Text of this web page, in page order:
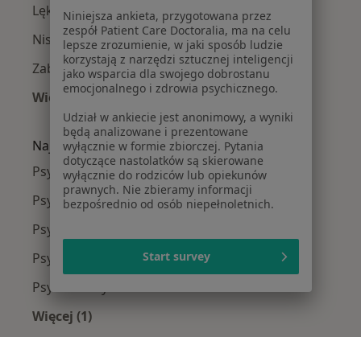
Lęki w Wrześni
Niskie poczucie własnej wartości w Wrześni
Zaburzenia lękowe w Wrześni
Więcej (15)
Więcej w kategorii: Najczęście leczone
Najpopularniejsze ubezpieczenia
Psycholodzy z LUX MED w Wrześni
Psycholodzy z PZU Zdrowie w Wrześni
Psycholodzy z Medicover w Wrześni
Psycholodzy z Enel-med w Wrześni
Psycholodzy z POLMED w Wrześni
Więcej (1)
Niniejsza ankieta, przygotowana przez
zespół Patient Care Doctoralia, ma na celu
lepsze zrozumienie, w jaki sposób ludzie
korzystają z narzędzi sztucznej inteligencji
jako wsparcia dla swojego dobrostanu
emocjonalnego i zdrowia psychicznego.
Udział w ankiecie jest anonimowy, a wyniki
będą analizowane i prezentowane
wyłącznie w formie zbiorczej. Pytania
dotyczące nastolatków są skierowane
wyłącznie do rodziców lub opiekunów
prawnych. Nie zbieramy informacji
bezpośrednio od osób niepełnoletnich.
Start survey